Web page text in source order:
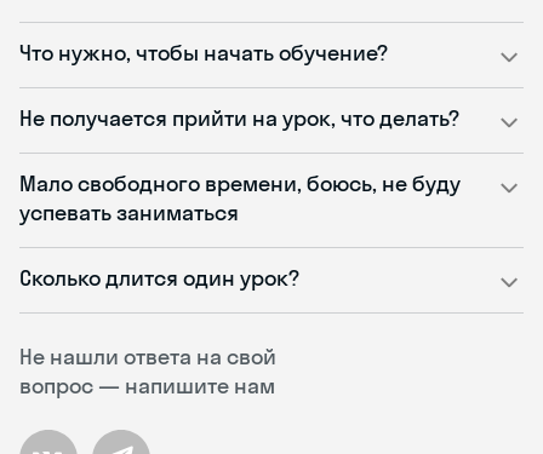
Не нашли ответа на свой
вопрос — напишите нам
Что нужно, чтобы начать обучение?
Не получается прийти на урок, что делать?
Мало свободного времени, боюсь, не буду
успевать заниматься
Сколько длится один урок?